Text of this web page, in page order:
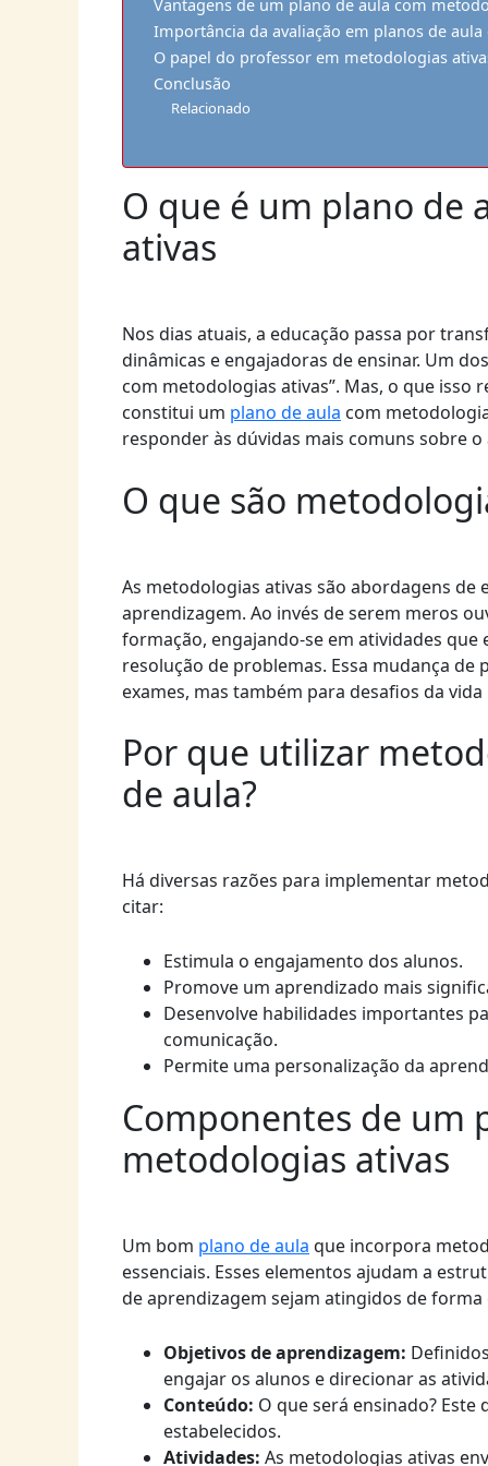
Vantagens de um plano de aula com
Importância da avaliação em planos de
O papel do professor em metodologias
Conclusão
Relacionado
O que é um plano de
ativas
Nos dias atuais, a educação passa por
dinâmicas e engajadoras de ensinar. Um
com metodologias ativas”. Mas, o que
constitui um plano de aula com
responder às dúvidas mais comuns sobre o
O que são
As metodologias ativas são abordagens
aprendizagem. Ao invés de serem meros
formação, engajando-se em atividades
resolução de problemas. Essa mudança
exames, mas também para desafios da vida
Por que utilizar
de aula?
Há diversas razões para implementar
citar:
Estimula o engajamento dos alunos.
Promove um aprendizado mais
Desenvolve habilidades importantes
comunicação.
Permite uma personalização da
Componentes de um
metodologias ativas
Um bom plano de aula que incorpora
essenciais. Esses elementos ajudam a
de aprendizagem sejam atingidos de
Objetivos de aprendizagem:
engajar os alunos e direcionar as
Conteúdo: O que será ensinado?
estabelecidos.
Atividades: As metodologias ativas